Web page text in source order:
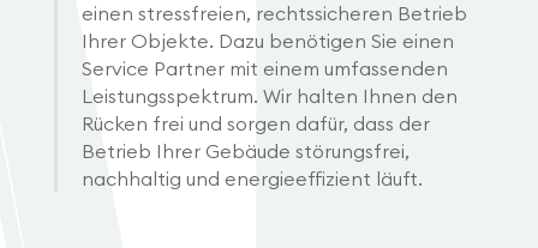
einen stressfreien, rechtssicheren Betrieb
Ihrer Objekte. Dazu benötigen Sie einen
Service Partner mit einem umfassenden
Leistungsspektrum. Wir halten Ihnen den
Rücken frei und sorgen dafür, dass der
Betrieb Ihrer Gebäude störungsfrei,
nachhaltig und energieeffizient läuft.